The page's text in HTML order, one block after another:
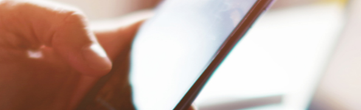
查询与下载 联系我们
面向未来的跃进
让价值共享 记录企业发展脚步